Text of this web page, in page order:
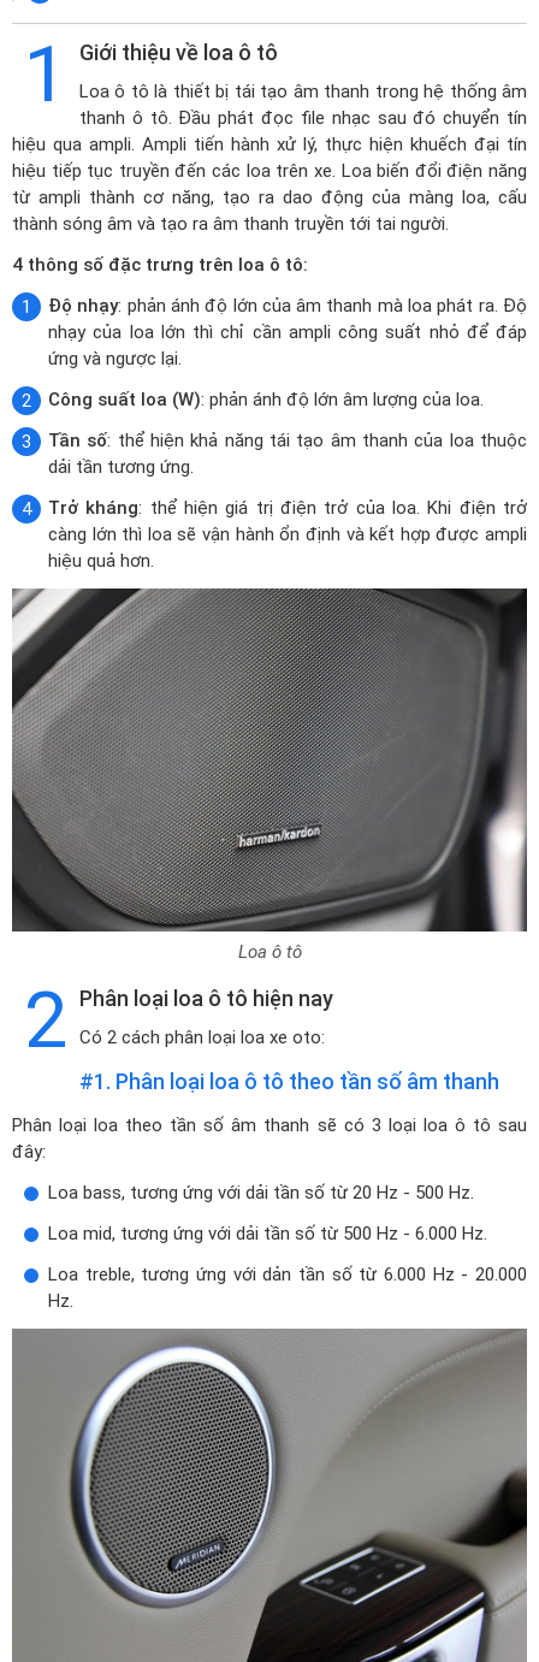
1 Giới thiệu về loa ô tô
Loa ô tô là thiết bị tái tạo âm thanh trong hệ thống âm
thanh ô tô. Đầu phát đọc file nhạc sau đó chuyển tín
hiệu qua ampli. Ampli tiến hành xử lý, thực hiện khuếch đại tín
hiệu tiếp tục truyền đến các loa trên xe. Loa biến đổi điện năng
từ ampli thành cơ năng, tạo ra dao động của màng loa, cấu
thành sóng âm và tạo ra âm thanh truyền tới tai người.
4 thông số đặc trưng trên loa ô tô:
Độ nhạy: phản ánh độ lớn của âm thanh mà loa phát ra. Độ
nhạy của loa lớn thì chỉ cần ampli công suất nhỏ để đáp
ứng và ngược lại.
Công suất loa (W): phản ánh độ lớn âm lượng của loa.
Tần số: thể hiện khả năng tái tạo âm thanh của loa thuộc
dải tần tương ứng.
Trở kháng: thể hiện giá trị điện trở của loa. Khi điện trở
càng lớn thì loa sẽ vận hành ổn định và kết hợp được ampli
hiệu quả hơn.
Loa ô tô
2 Phân loại loa ô tô hiện nay
Có 2 cách phân loại loa xe oto:
#1. Phân loại loa ô tô theo tần số âm thanh
Phân loại loa theo tần số âm thanh sẽ có 3 loại loa ô tô sau
đây:
Loa bass, tương ứng với dải tần số từ 20 Hz - 500 Hz.
Loa mid, tương ứng với dải tần số từ 500 Hz - 6.000 Hz.
Loa treble, tương ứng với dản tần số từ 6.000 Hz - 20.000
Hz.